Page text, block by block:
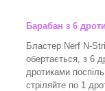
Барабан з 6
Бластер Nerf N-
обертається, з 6
дротиками
стріляйте по 1